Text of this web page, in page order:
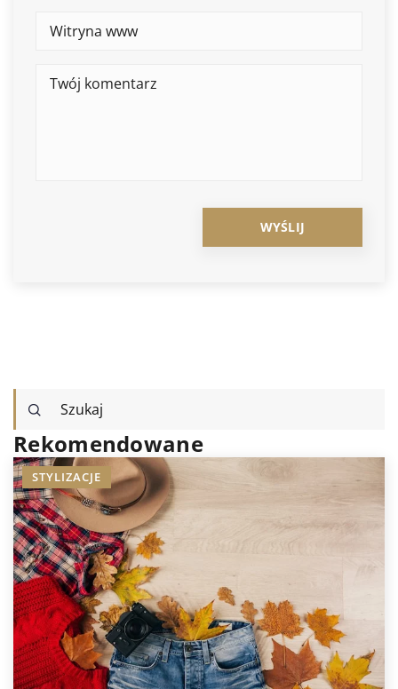
Rekomendowane
STYLIZACJE